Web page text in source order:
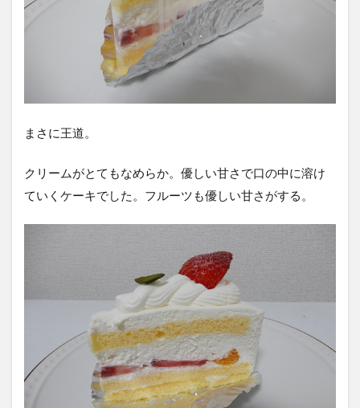
まさに王道。
クリームがとてもなめらか。優しい甘さで口の中に溶け
ていくケーキでした。フルーツも優しい甘さがする。